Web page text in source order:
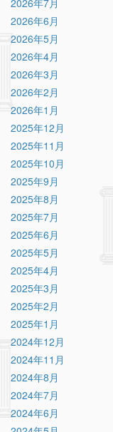
2026年7月
2026年6月
2026年5月
2026年4月
2026年3月
2026年2月
2026年1月
2025年12月
2025年11月
2025年10月
2025年9月
2025年8月
2025年7月
2025年6月
2025年5月
2025年4月
2025年3月
2025年2月
2025年1月
2024年12月
2024年11月
2024年8月
2024年7月
2024年6月